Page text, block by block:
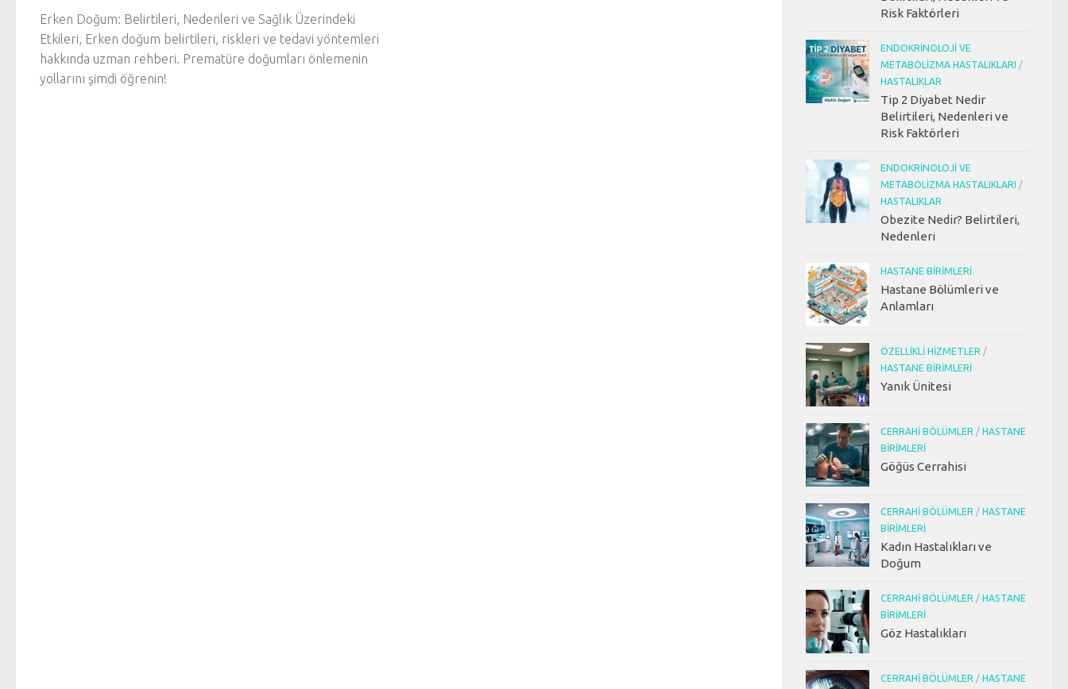
Erken Doğum: Belirtileri, Nedenleri ve Sağlık Üzerindeki
Etkileri, Erken doğum belirtileri, riskleri ve tedavi yöntemleri
hakkında uzman rehberi. Prematüre doğumları önlemenin
yollarını şimdi öğrenin!
Risk Faktörleri
ENDOKRINOLOJI VE
METABOLIZMA HASTALIKLARI /
HASTALIKLAR
Tip 2 Diyabet Nedir
Belirtileri, Nedenleri ve
Risk Faktörleri
ENDOKRINOLOJI VE
METABOLIZMA HASTALIKLARI /
HASTALIKLAR
Obezite Nedir? Belirtileri,
Nedenleri
HASTANE BIRIMLERI
Hastane Bölümleri ve
Anlamları
ÖZELLIKLI HIZMETLER /
HASTANE BIRIMLERI
Yanık Ünitesi
CERRAHI BÖLÜMLER / HASTANE
BIRIMLERI
Göğüs Cerrahisi
CERRAHI BÖLÜMLER / HASTANE
BIRIMLERI
Kadın Hastalıkları ve
Doğum
CERRAHI BÖLÜMLER / HASTANE
BIRIMLERI
Göz Hastalıkları
CERRAHI BÖLÜMLER / HASTANE